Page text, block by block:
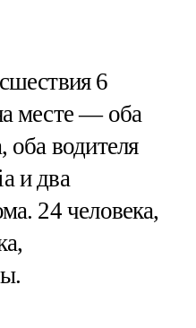
6
месте — оба
оба водителя
и два
24 человека,